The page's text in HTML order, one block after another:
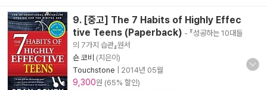
9. [중고] The 7 Habits of Highly Effec
tive Teens (Paperback) - 『성공하는 10대들
의 7가지 습관』원서
숀 코비 (지은이)
Touchstone
2014년 05월
9,300원 (65% 할인)